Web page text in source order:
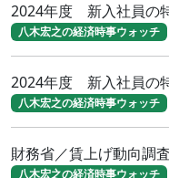
2024年度 新入社員の
八木宏之の経済時事ウォッチ
2024年度 新入社員の
八木宏之の経済時事ウォッチ
財務省／賃上げ動向調
八木宏之の経済時事ウォッチ